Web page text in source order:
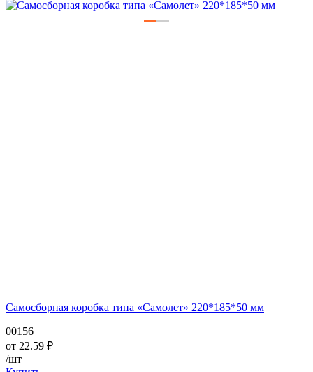
——
Самосборная коробка типа «Самолет» 220*185*50 мм
00156
от 22.59 ₽
/шт